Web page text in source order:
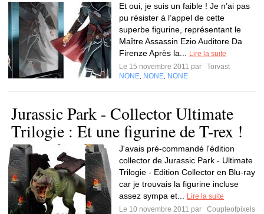
Et oui, je suis un faible ! Je n’ai pas
pu résister à l’appel de cette
superbe figurine, représentant le
Maître Assassin Ezio Auditore Da
Firenze Après la...
Lire la suite
Le 15 novembre 2011 par
Torvast
NONE NONE NONE
Jurassic Park - Collector Ultimate
Trilogie : Et une figurine de T-rex !
J'avais pré-commandé l'édition
collector de Jurassic Park - Ultimate
Trilogie - Edition Collector en Blu-ray
car je trouvais la figurine incluse
assez sympa et...
Lire la suite
Le 10 novembre 2011 par
Coupleofpixels